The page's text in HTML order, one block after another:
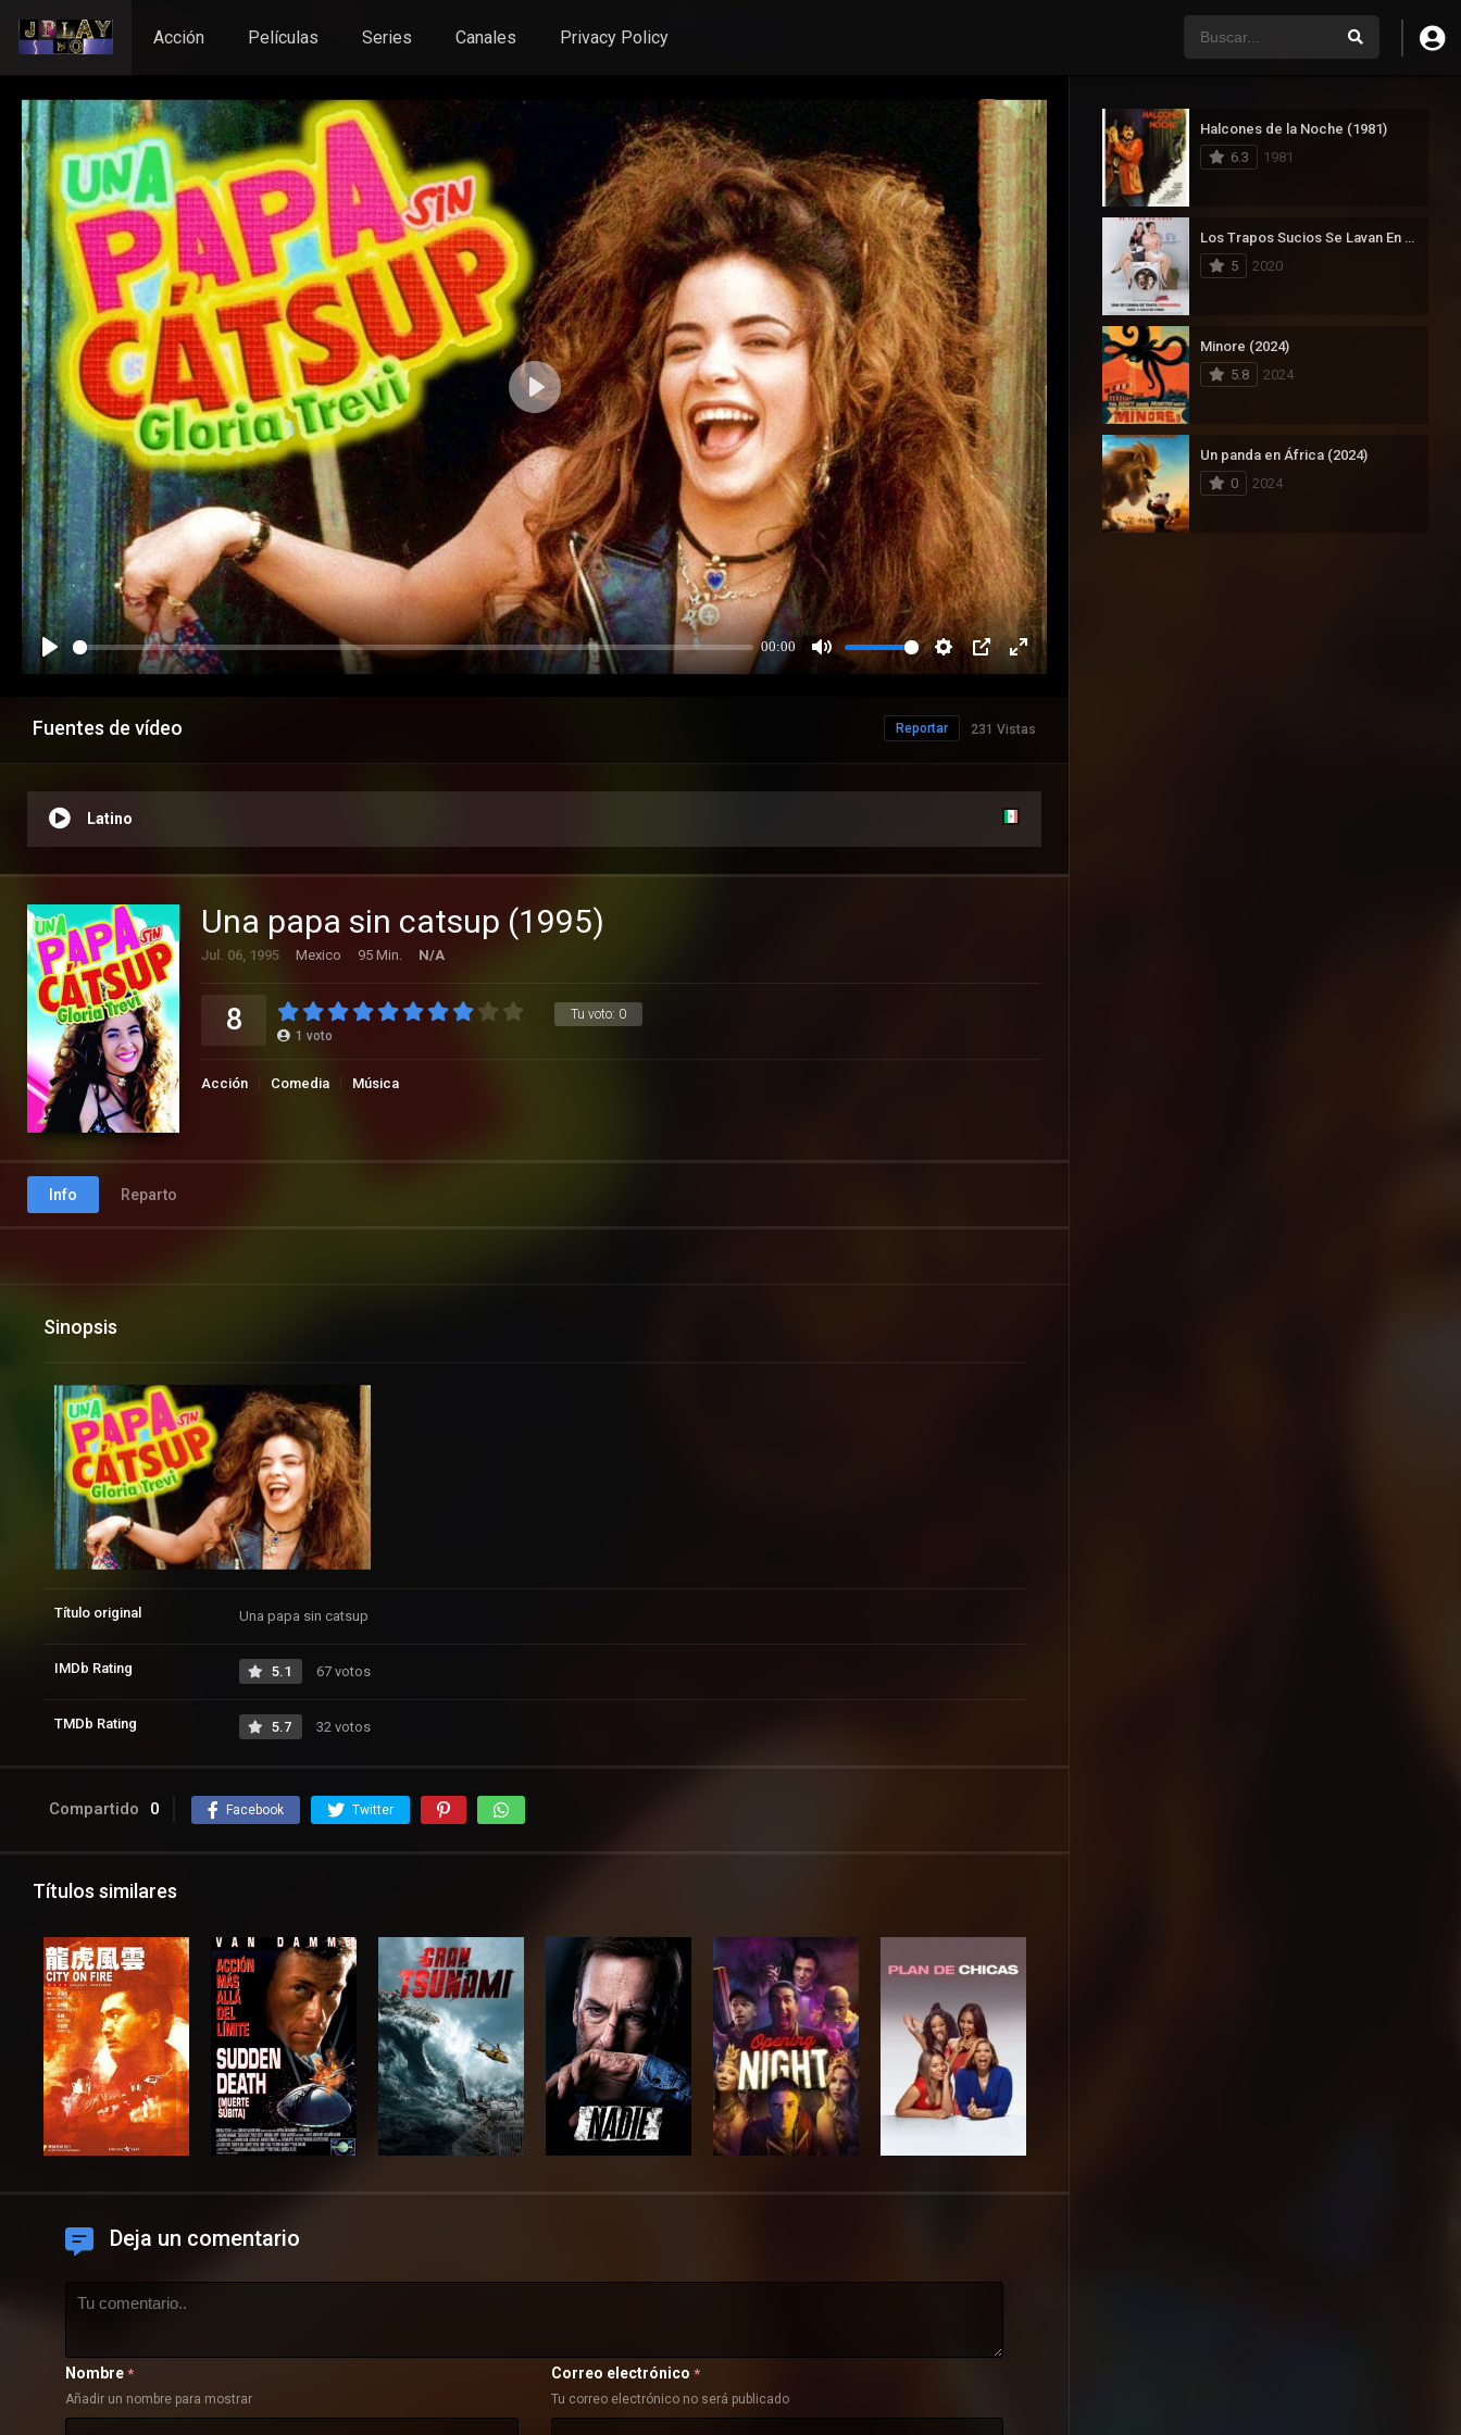
Acción Películas Series Canales Privacy Policy
Fuentes de vídeo 231 Vistas
Reportar
Latino
Una papa sin catsup (1995)
Jul. 06, 1995 Mexico 95 Min. N/A
Tu voto: 0
8 1 voto
Acción Comedia Música
Info Reparto
Sinopsis
Título original Una papa sin catsup
IMDb Rating 5.1 67 votos
TMDb Rating 5.7 32 votos
Compartido 0 Facebook Twitter
Títulos similares
Deja un comentario
Nombre *
Añadir un nombre para mostrar
Correo electrónico *
Tu correo electrónico no será publicado
Halcones de la Noche (1981)
6.3
1981
Los Trapos Sucios Se Lavan En Casa (2020)
5
2020
Minore (2024)
5.8
2024
Un panda en África (2024)
0
2024